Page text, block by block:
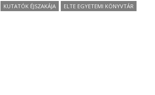
KUTATÓK ÉJSZAKÁJA ELTE EGYETEMI KÖNYVTÁR